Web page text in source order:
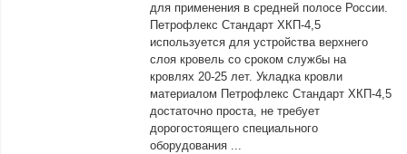
для применения в средней полосе России.
Петрофлекс Стандарт ХКП-4,5
используется для устройства верхнего
слоя кровель со сроком службы на
кровлях 20-25 лет. Укладка кровли
материалом Петрофлекс Стандарт ХКП-4,5
достаточно проста, не требует
дорогостоящего специального
оборудования ...